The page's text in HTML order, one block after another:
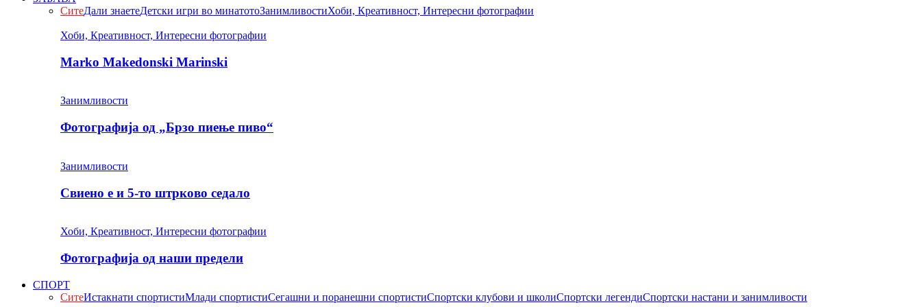
СитеДали знаетеДетски игри во минатотоЗанимливостиХоби, Креативност, Интересни фотографии
Хоби, Креативност, Интересни фотографии
Marko Makedonski Marinski
Занимливости
Фотографија од „Брзо пиење пиво“
Занимливости
Свиено е и 5-то штрково седало
Хоби, Креативност, Интересни фотографии
Фотографија од наши предели
СПОРТ
СитеИстакнати спортистиМлади спортистиСегашни и поранешни спортистиСпортски клубови и школиСпортски легендиСпортски настани и занимливости